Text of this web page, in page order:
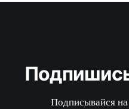
Подписывайся